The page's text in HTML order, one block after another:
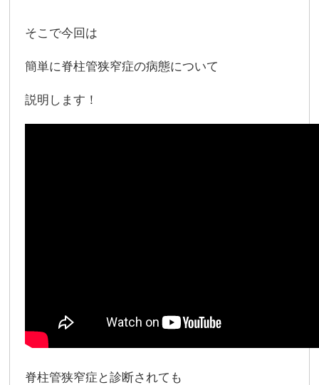
そこで今回は
簡単に脊柱管狭窄症の病態について
説明します！
脊柱管狭窄症と診断されても